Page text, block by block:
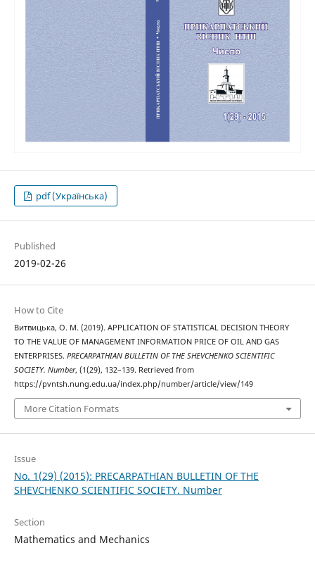
pdf (Українська)
Published
2019-02-26
How to Cite
Витвицька, О. М. (2019). APPLICATION OF STATISTICAL DECISION THEORY
TO THE VALUE OF MANAGEMENT INFORMATION PRICE OF OIL AND GAS
ENTERPRISES. PRECARPATHIAN BULLETIN OF THE SHEVCHENKO SCIENTIFIC
SOCIETY. Number, (1(29), 132–139. Retrieved from
https://pvntsh.nung.edu.ua/index.php/number/article/view/149
More Citation Formats
Issue
No. 1(29) (2015): PRECARPATHIAN BULLETIN OF THE
SHEVCHENKO SCIENTIFIC SOCIETY. Number
Section
Mathematics and Mechanics